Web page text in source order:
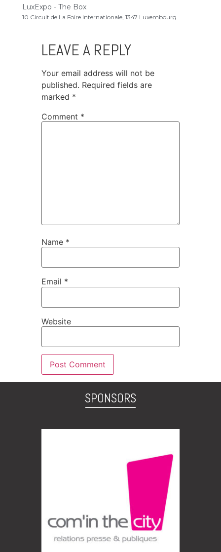
LuxExpo - The Box
10 Circuit de La Foire Internationale, 1347 Luxembourg
LEAVE A REPLY
Your email address will not be
published. Required fields are
marked *
Comment *
Name *
Email *
Website
SPONSORS